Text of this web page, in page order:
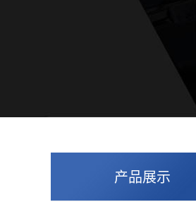
产品展示